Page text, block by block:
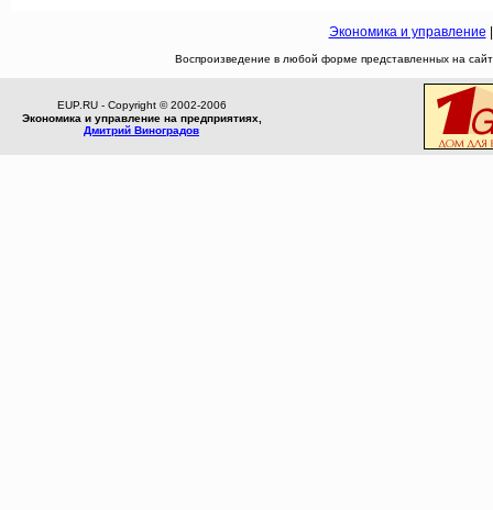
Экономика и управление
Воспроизведение в любой форме представленных на
EUP.RU - Copyright © 2002-2006
Экономика и управление на предприятиях,
Дмитрий Виноградов